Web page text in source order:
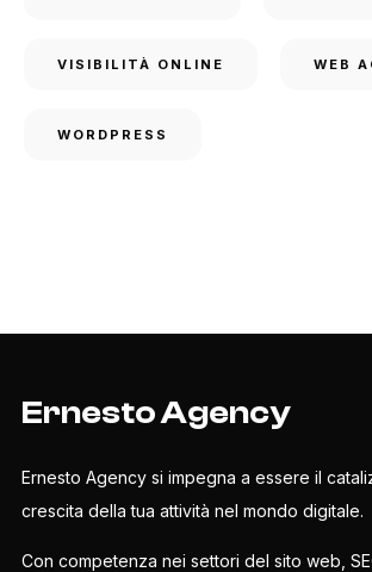
VISIBILITÀ ONLINE WEB
WORDPRESS
Ernesto Agency
Ernesto Agency si impegna a essere il
crescita della tua attività nel mondo digitale.
Con competenza nei settori del sito web,